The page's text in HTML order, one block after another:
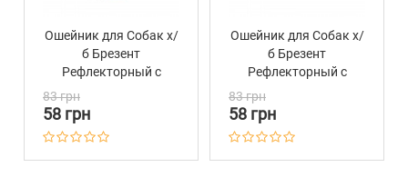
Ошейник для Собак х/
б Брезент
Рефлекторный c
Пластиковой пряжкой
Bronzedog Сotton
83 грн
58 грн
Ошейник для Собак х/
б Брезент
Рефлекторный c
Пластиковой пряжкой
Bronzedog Сotton
Изумрудный
83 грн
58 грн